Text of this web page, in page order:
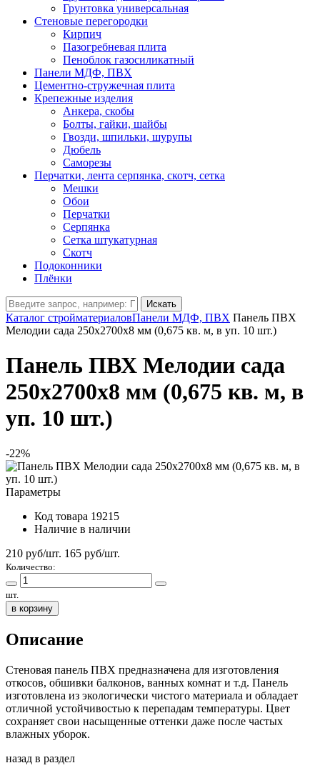
Грунтовка универсальная
Стеновые перегородки
Кирпич
Пазогребневая плита
Пеноблок газосиликатный
Панели МДФ, ПВХ
Цементно-стружечная плита
Крепежные изделия
Анкера, скобы
Болты, гайки, шайбы
Гвозди, шпильки, шурупы
Дюбель
Саморезы
Перчатки, лента серпянка, скотч, сетка
Мешки
Обои
Перчатки
Серпянка
Сетка штукатурная
Скотч
Подоконники
Плёнки
Искать
Каталог стройматериаловПанели МДФ, ПВХ Панель ПВХ
Мелодии сада 250х2700х8 мм (0,675 кв. м, в уп. 10 шт.)
Панель ПВХ Мелодии сада
250х2700х8 мм (0,675 кв. м, в
уп. 10 шт.)
-22%
Параметры
Код товара 19215
Наличие в наличии
210 руб/шт. 165 руб/шт.
Количество:
шт.
в корзину
Описание
Стеновая панель ПВХ предназначена для изготовления
откосов, обшивки балконов, ванных комнат и т.д. Панель
изготовлена из экологически чистого материала и обладает
отличной устойчивостью к перепадам температуры. Цвет
сохраняет свои насыщенные оттенки даже после частых
влажных уборок.
назад в раздел